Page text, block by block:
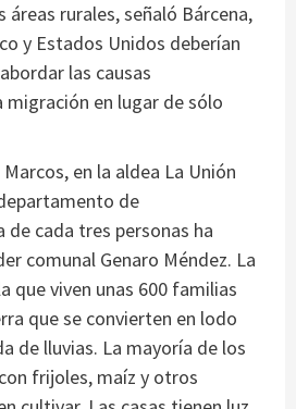
áreas rurales, señaló Bárcena,
y Estados Unidos deberían
las causas
en lugar de sólo
en la aldea La Unión
de
de cada tres personas ha
comunal Genaro Méndez. La
que viven unas 600 familias
que se convierten en lodo
de lluvias. La mayoría de los
frijoles, maíz y otros